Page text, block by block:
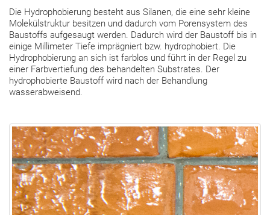
Die Hydrophobierung besteht aus Silanen, die eine sehr kleine
Molekülstruktur besitzen und dadurch vom Porensystem des
Baustoffs aufgesaugt werden. Dadurch wird der Baustoff bis in
einige Millimeter Tiefe imprägniert bzw. hydrophobiert. Die
Hydrophobierung an sich ist farblos und führt in der Regel zu
einer Farbvertiefung des behandelten Substrates. Der
hydrophobierte Baustoff wird nach der Behandlung
wasserabweisend.